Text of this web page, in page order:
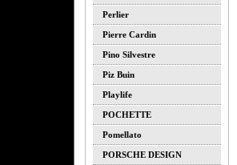
Perlier
Pierre Cardin
Pino Silvestre
Piz Buin
Playlife
POCHETTE
Pomellato
PORSCHE DESIGN